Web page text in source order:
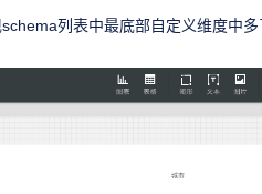
列表中最底部自定义维度中多